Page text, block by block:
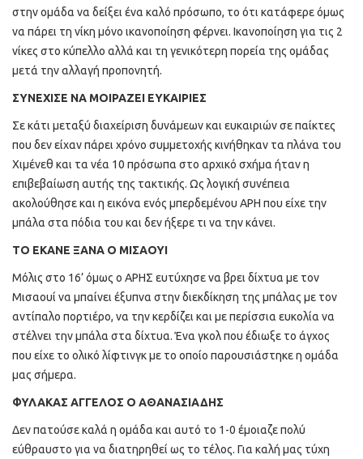
στην ομάδα να δείξει ένα καλό πρόσωπο, το ότι κατάφερε όμως
να πάρει τη νίκη μόνο ικανοποίηση φέρνει. Ικανοποίηση για τις 2
νίκες στο κύπελλο αλλά και τη γενικότερη πορεία της ομάδας
μετά την αλλαγή προπονητή.
ΣΥΝΕΧΙΣΕ ΝΑ ΜΟΙΡΑΖΕΙ ΕΥΚΑΙΡΙΕΣ
Σε κάτι μεταξύ διαχείριση δυνάμεων και ευκαιριών σε παίκτες
που δεν είχαν πάρει χρόνο συμμετοχής κινήθηκαν τα πλάνα του
Χιμένεθ και τα νέα 10 πρόσωπα στο αρχικό σχήμα ήταν η
επιβεβαίωση αυτής της τακτικής. Ως λογική συνέπεια
ακολούθησε και η εικόνα ενός μπερδεμένου ΑΡΗ που είχε την
μπάλα στα πόδια του και δεν ήξερε τι να την κάνει.
ΤΟ ΕΚΑΝΕ ΞΑΝΑ Ο ΜΙΣΑΟΥΙ
Μόλις στο 16’ όμως ο ΑΡΗΣ ευτύχησε να βρει δίχτυα με τον
Μισαουί να μπαίνει έξυπνα στην διεκδίκηση της μπάλας με τον
αντίπαλο πορτιέρο, να την κερδίζει και με περίσσια ευκολία να
στέλνει την μπάλα στα δίχτυα. Ένα γκολ που έδιωξε το άγχος
που είχε το ολικό λίφτινγκ με το οποίο παρουσιάστηκε η ομάδα
μας σήμερα.
ΦΥΛΑΚΑΣ ΑΓΓΕΛΟΣ Ο ΑΘΑΝΑΣΙΑΔΗΣ
Δεν πατούσε καλά η ομάδα και αυτό το 1-0 έμοιαζε πολύ
εύθραυστο για να διατηρηθεί ως το τέλος. Για καλή μας τύχη